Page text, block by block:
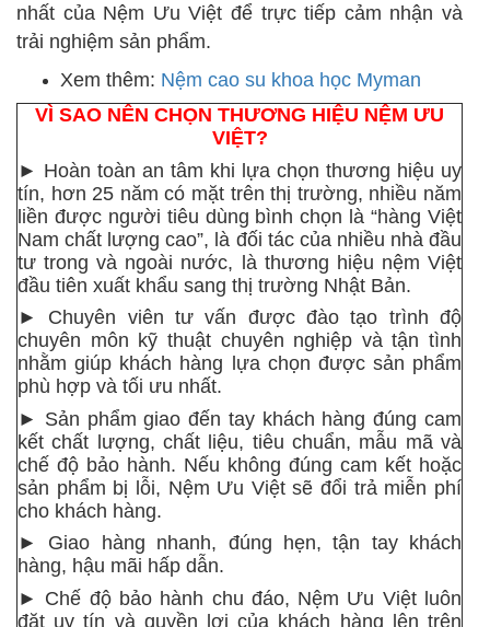
nhất của Nệm Ưu Việt để trực tiếp cảm nhận và
trải nghiệm sản phẩm.
Xem thêm: Nệm cao su khoa học Myman
VÌ SAO NÊN CHỌN THƯƠNG HIỆU NỆM ƯU
VIỆT?
► Hoàn toàn an tâm khi lựa chọn thương hiệu uy
tín, hơn 25 năm có mặt trên thị trường, nhiều năm
liền được người tiêu dùng bình chọn là “hàng Việt
Nam chất lượng cao”, là đối tác của nhiều nhà đầu
tư trong và ngoài nước, là thương hiệu nệm Việt
đầu tiên xuất khẩu sang thị trường Nhật Bản.
► Chuyên viên tư vấn được đào tạo trình độ
chuyên môn kỹ thuật chuyên nghiệp và tận tình
nhằm giúp khách hàng lựa chọn được sản phẩm
phù hợp và tối ưu nhất.
► Sản phẩm giao đến tay khách hàng đúng cam
kết chất lượng, chất liệu, tiêu chuẩn, mẫu mã và
chế độ bảo hành. Nếu không đúng cam kết hoặc
sản phẩm bị lỗi, Nệm Ưu Việt sẽ đổi trả miễn phí
cho khách hàng.
► Giao hàng nhanh, đúng hẹn, tận tay khách
hàng, hậu mãi hấp dẫn.
► Chế độ bảo hành chu đáo, Nệm Ưu Việt luôn
đặt uy tín và quyền lợi của khách hàng lên trên